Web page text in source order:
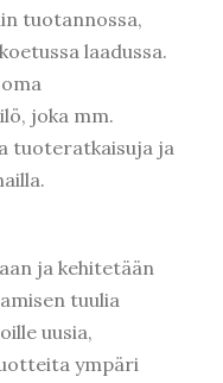
tuotannossa,
laadussa.
joka mm.
tuoteratkaisuja ja
ja kehitetään
tuulia
uusia,
ympäri